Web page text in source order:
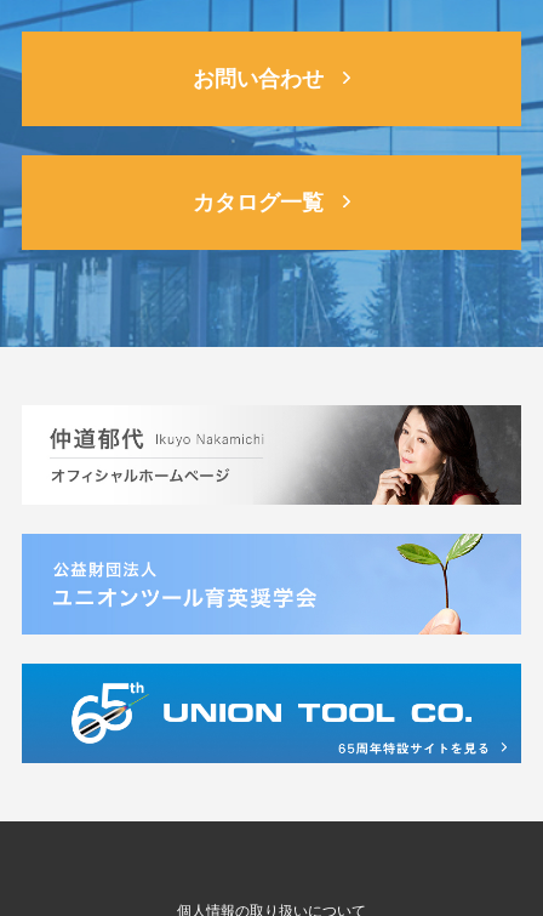
お問い合わせ
カタログ一覧
個人情報の取り扱いについて